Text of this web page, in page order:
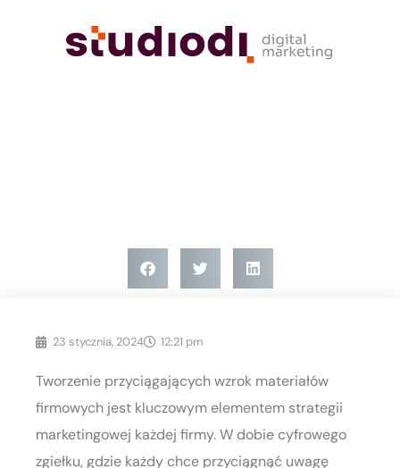
23 stycznia, 2024 12:21 pm
Tworzenie przyciągających wzrok materiałów
firmowych jest kluczowym elementem strategii
marketingowej każdej firmy. W dobie cyfrowego
zgiełku, gdzie każdy chce przyciągnąć uwagę